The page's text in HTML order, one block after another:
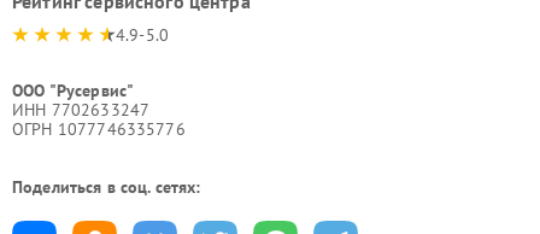
4.9-5.0
ООО "Русервис"
ИНН 7702633247
ОГРН 1077746335776
Поделиться в соц. сетях: